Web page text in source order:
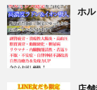
ホル